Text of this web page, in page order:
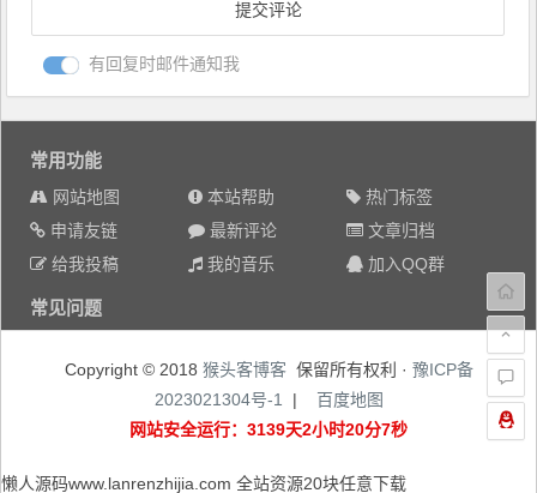
有回复时邮件通知我
常用功能
网站地图 本站帮助
热门标签
申请友链
最新评论
文章归档
给我投稿
我的音乐 加入QQ群
常见问题
Copyright © 2018 猴头客博客保留所有权利 · 豫ICP备
2023021304号-1
|
百度地图
网站安全运行：3139天2小时20分8秒
懒人源码www.lanrenzhijia.com 全站资源20块任意下载